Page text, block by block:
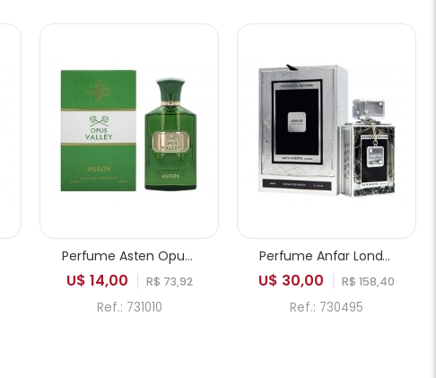
Perfume Asten Opus Valley EDP Masculino 100ml
U$ 14,00 R$ 73,92
Ref.: 731010
Perfume Anfar London Aesthetic Edition Date Nights Extrait de Parfum Masculino 100ml
U$ 30,00 R$ 158,40
Ref.: 730495